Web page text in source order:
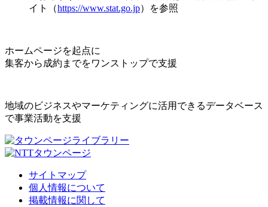
イト（https://www.stat.go.jp）を参照
ホームページを起点に
集客から成約までをワンストップで支援
地域のビジネスやマーケティングに活用できるデータベース
で事業活動を支援
サイトマップ
個人情報について
掲載情報に関して